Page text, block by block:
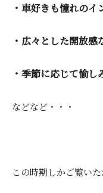
・車好きも憧れのイ
・広々とした開放
・季節に応じて愉
などなど・・・
この時期しかご覧い